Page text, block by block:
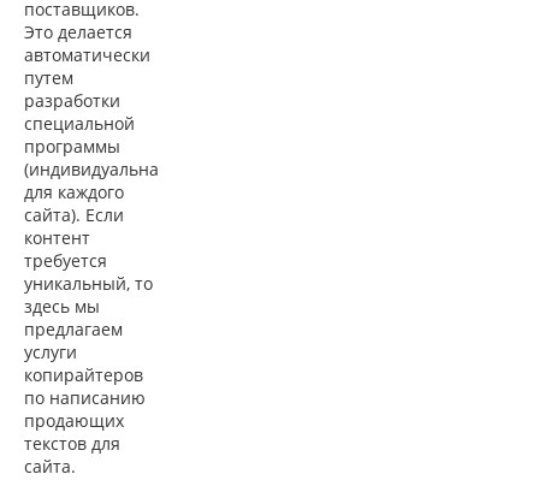
поставщиков.
Это делается
автоматически
путем
разработки
специальной
программы
(индивидуальна
для каждого
сайта). Если
контент
требуется
уникальный, то
здесь мы
предлагаем
услуги
копирайтеров
по написанию
продающих
текстов для
сайта.